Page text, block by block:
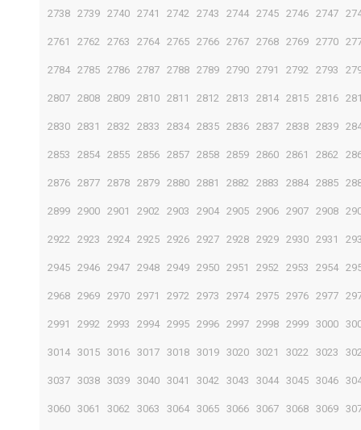
2738 2739 2740 2741 2742 2743 2744 2745 2746 2747
2761 2762 2763 2764 2765 2766 2767 2768 2769 2770
2784 2785 2786 2787 2788 2789 2790 2791 2792 2793
2807 2808 2809 2810 2811 2812 2813 2814 2815 2816
2830 2831 2832 2833 2834 2835 2836 2837 2838 2839
2853 2854 2855 2856 2857 2858 2859 2860 2861 2862
2876 2877 2878 2879 2880 2881 2882 2883 2884 2885
2899 2900 2901 2902 2903 2904 2905 2906 2907 2908
2922 2923 2924 2925 2926 2927 2928 2929 2930 2931
2945 2946 2947 2948 2949 2950 2951 2952 2953 2954
2968 2969 2970 2971 2972 2973 2974 2975 2976 2977
2991 2992 2993 2994 2995 2996 2997 2998 2999 3000
3014 3015 3016 3017 3018 3019 3020 3021 3022 3023
3037 3038 3039 3040 3041 3042 3043 3044 3045 3046
3060 3061 3062 3063 3064 3065 3066 3067 3068 3069